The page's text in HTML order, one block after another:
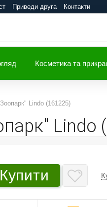
Приведи друга Контакти
Косметика та
Lindo (161225)
Lindo
Купити